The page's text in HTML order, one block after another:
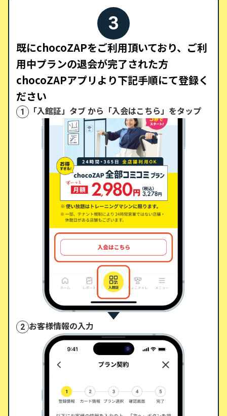
3
既にchocoZAPをご利用頂いており、ご利
用中プランの退会が完了された方
chocoZAPアプリより下記手順にて登録く
ださい
1 「入館証」タブ から「入会はこちら」をタップ
2 お客様情報の入力